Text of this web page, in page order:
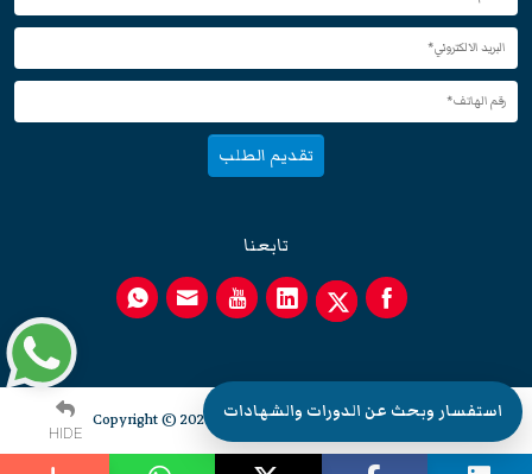
تقديم الطلب
تابعنا
Copyright © 2026 EuroMaTech - All rights reserved.
HIDE
استفسار وبحث عن الدورات والشهادات